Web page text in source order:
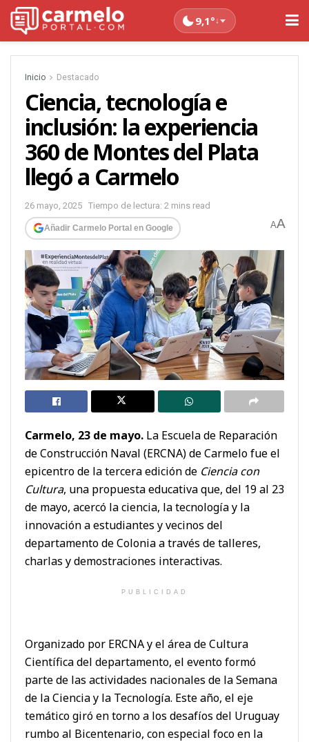
9,1°↓
Inicio Destacado
Ciencia, tecnología e
inclusión: la experiencia
360 de Montes del Plata
llegó a Carmelo
26 mayo, 2025 Tiempo de lectura: 2 mins read
Añadir Carmelo Portal en Google AA
Carmelo, 23 de mayo. La Escuela de Reparación
de Construcción Naval (ERCNA) de Carmelo fue el
epicentro de la tercera edición de Ciencia con
Cultura, una propuesta educativa que, del 19 al 23
de mayo, acercó la ciencia, la tecnología y la
innovación a estudiantes y vecinos del
departamento de Colonia a través de talleres,
charlas y demostraciones interactivas.
PUBLICIDAD
Organizado por ERCNA y el área de Cultura
Científica del departamento, el evento formó
parte de las actividades nacionales de la Semana
de la Ciencia y la Tecnología. Este año, el eje
temático giró en torno a los desafíos del Uruguay
rumbo al Bicentenario, con especial foco en la